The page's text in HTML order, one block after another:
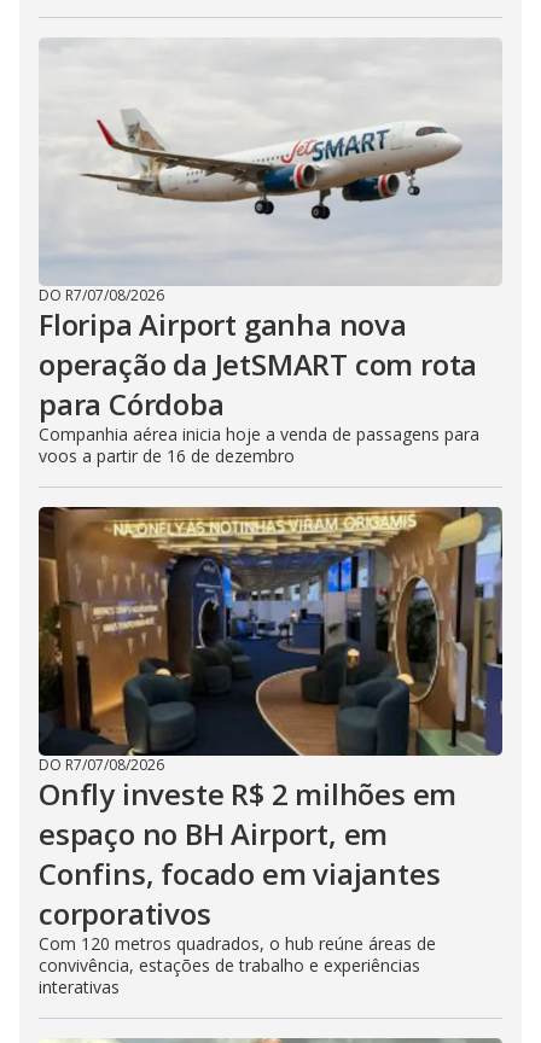
DO R7/07/08/2026
Floripa Airport ganha nova
operação da JetSMART com rota
para Córdoba
Companhia aérea inicia hoje a venda de passagens para
voos a partir de 16 de dezembro
DO R7/07/08/2026
Onfly investe R$ 2 milhões em
espaço no BH Airport, em
Confins, focado em viajantes
corporativos
Com 120 metros quadrados, o hub reúne áreas de
convivência, estações de trabalho e experiências
interativas